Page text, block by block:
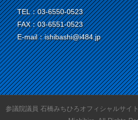
TEL：03-6550-0523
FAX：03-6551-0523
E-mail：ishibashi@i484.jp
参議院議員 石橋みちひろオフィシャルサイ